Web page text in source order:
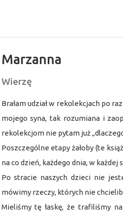
Marzanna
Wierzę
Brałam udział w rekolekcjach po
mojego syna, tak rozumiana i
rekolekcjom nie pytam już
Poszczególne etapy żałoby (te
na co dzień, każdego dnia, w
Po stracie naszych dzieci nie
mówimy rzeczy, których nie
Mieliśmy tę łaskę, że trafiliśmy